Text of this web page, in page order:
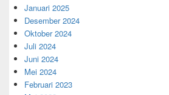
Januari 2025
Desember 2024
Oktober 2024
Juli 2024
Juni 2024
Mei 2024
Februari 2023